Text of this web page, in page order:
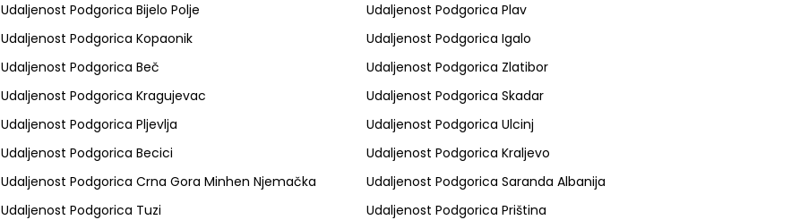
Udaljenost Podgorica Bijelo Polje
Udaljenost Podgorica Plav
Udaljenost Podgorica Kopaonik
Udaljenost Podgorica Igalo
Udaljenost Podgorica Beč
Udaljenost Podgorica Zlatibor
Udaljenost Podgorica Kragujevac
Udaljenost Podgorica Skadar
Udaljenost Podgorica Pljevlja
Udaljenost Podgorica Ulcinj
Udaljenost Podgorica Becici
Udaljenost Podgorica Kraljevo
Udaljenost Podgorica Crna Gora Minhen Njemačka
Udaljenost Podgorica Saranda Albanija
Udaljenost Podgorica Tuzi
Udaljenost Podgorica Priština